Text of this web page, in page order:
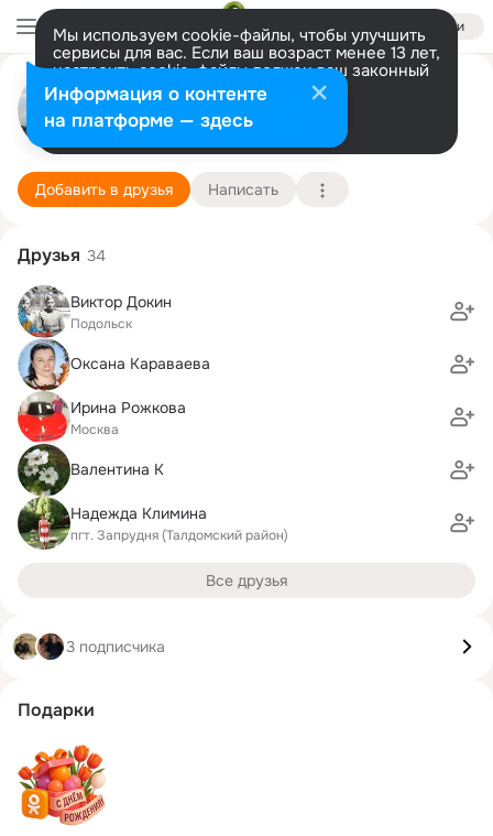
Войти
Мы используем cookie-файлы, чтобы улучшить
сервисы для вас. Если ваш возраст менее 13 лет,
настроить cookie-файлы должен ваш законный
представитель. Больше информации
Разрешить все Настроить
Татьяна Дасова
Москва
9 октября (70 лет)
648 школа (с профильными и гимназическими
Подробнее
Добавить в друзья Написать
Друзья 34
Виктор Докин
Подольск
Оксана Караваева
Ирина Рожкова
Москва
Валентина К
Надежда Климина
пгт. Запрудня (Талдомский район)
Все друзья
3 подписчика
Подарки
Информация о контенте
на платформе — здесь